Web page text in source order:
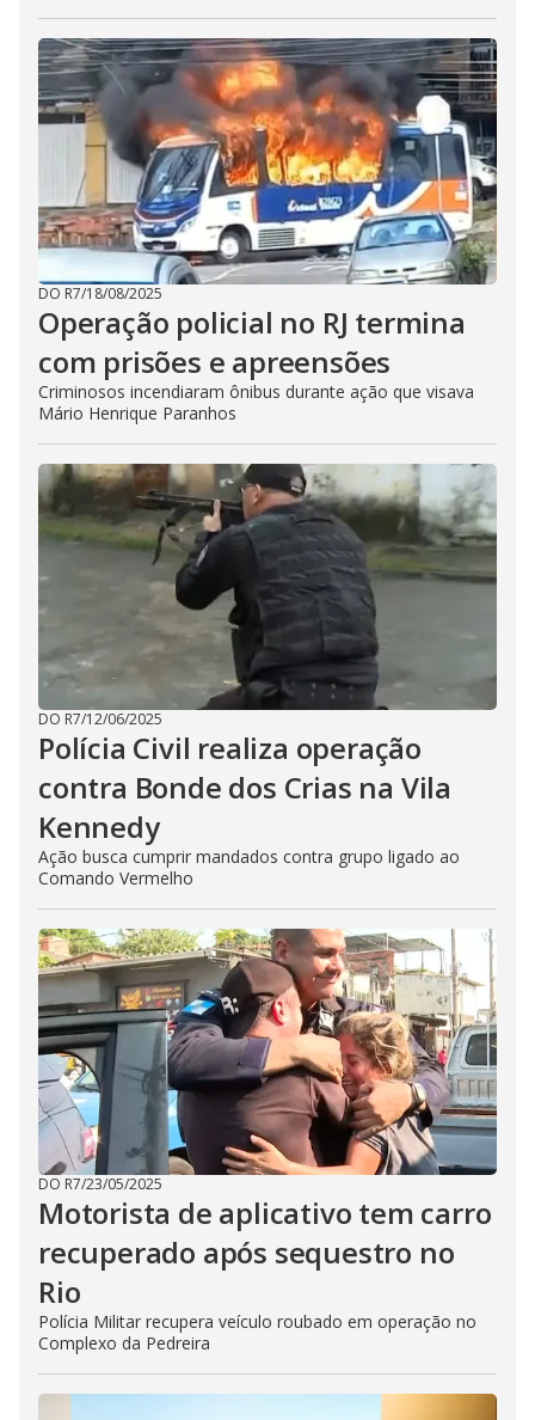
DO R7/18/08/2025
Operação policial no RJ termina
com prisões e apreensões
Criminosos incendiaram ônibus durante ação que visava
Mário Henrique Paranhos
DO R7/12/06/2025
Polícia Civil realiza operação
contra Bonde dos Crias na Vila
Kennedy
Ação busca cumprir mandados contra grupo ligado ao
Comando Vermelho
DO R7/23/05/2025
Motorista de aplicativo tem carro
recuperado após sequestro no
Rio
Polícia Militar recupera veículo roubado em operação no
Complexo da Pedreira